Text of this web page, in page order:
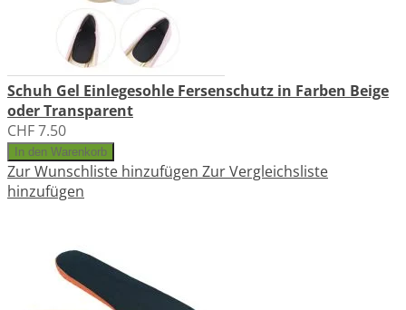
Schuh Gel Einlegesohle Fersenschutz in Farben Beige
oder Transparent
CHF 7.50
In den Warenkorb
Zur Wunschliste hinzufügen Zur Vergleichsliste
hinzufügen